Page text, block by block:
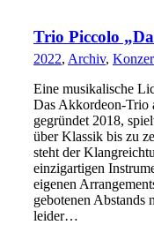
Trio Piccolo
2022, Archiv,
Eine musikalische
Das Akkordeon-Trio
gegründet 2018,
über Klassik bis zu
steht der
einzigartigen
eigenen
gebotenen Abstands
leider…